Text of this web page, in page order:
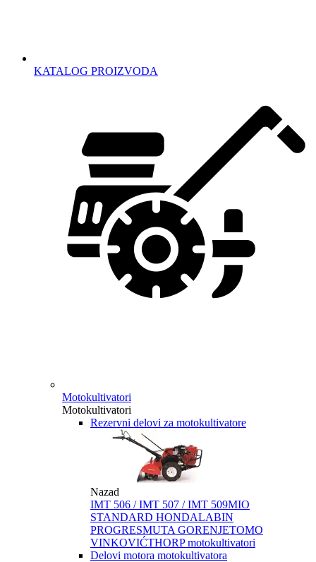
KATALOG PROIZVODA
Motokultivatori
Motokultivatori
Rezervni delovi za motokultivatore
Nazad
IMT 506 / IMT 507 / IMT 509MIO
STANDARD HONDALABIN
PROGRESMUTA GORENJETOMO
VINKOVIĆTHORP motokultivatori
Delovi motora motokultivatora